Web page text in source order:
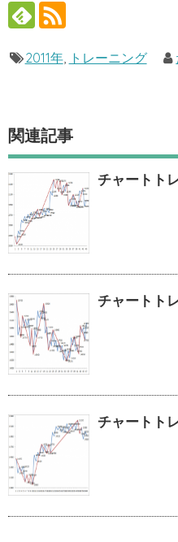
2011年, トレーニング
関連記事
チャートト
チャートト
チャートト